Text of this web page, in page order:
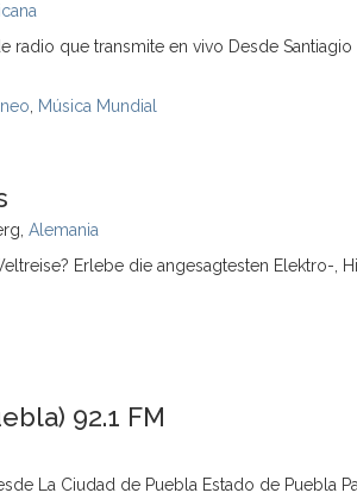
radio que transmite en vivo Desde
Música Mundial
Alemania
Erlebe die angesagtesten Elektro-,
92.1 FM
La Ciudad de Puebla Estado de Puebla